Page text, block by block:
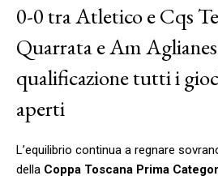
0-0 tra Atletico e Cqs
Quarrata e Am
qualificazione tutti i
aperti
L’equilibrio continua a regnare
della Coppa Toscana Prima